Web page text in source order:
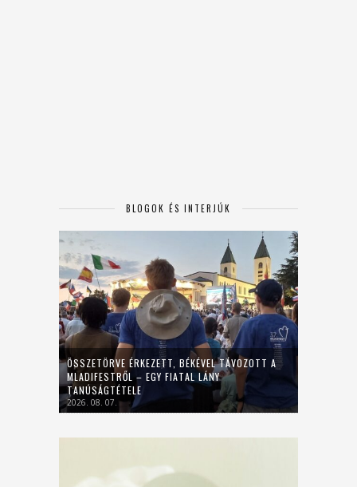
BLOGOK ÉS INTERJÚK
ÖSSZETÖRVE ÉRKEZETT, BÉKÉVEL TÁVOZOTT A
MLADIFESTRŐL – EGY FIATAL LÁNY
TANÚSÁGTÉTELE
2026. 08. 07.